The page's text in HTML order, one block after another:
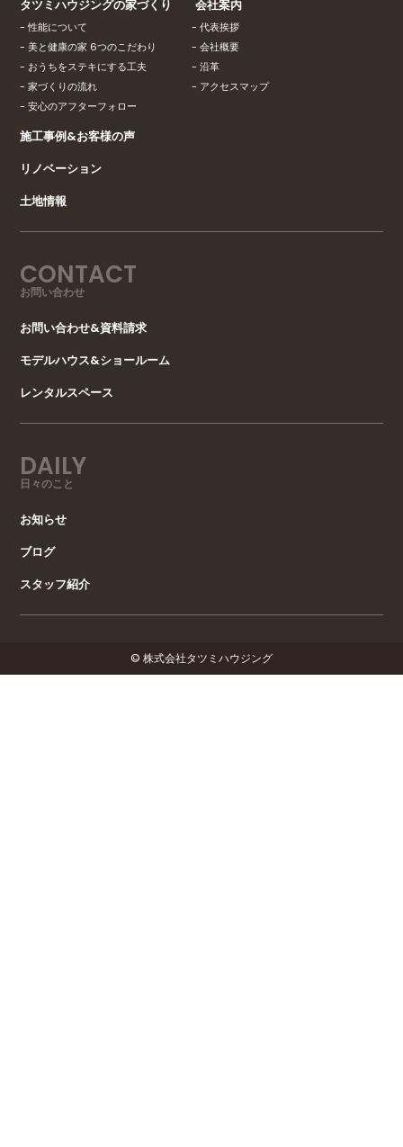
タツミハウジングの家づくり
会社案内
性能について
代表挨拶
美と健康の家 6つのこだわり
会社概要
おうちをステキにする工夫
沿革
家づくりの流れ
アクセスマップ
安心のアフターフォロー
施工事例&お客様の声
リノベーション
土地情報
CONTACT
お問い合わせ
お問い合わせ&資料請求
モデルハウス&ショールーム
レンタルスペース
DAILY
日々のこと
お知らせ
ブログ
スタッフ紹介
© 株式会社タツミハウジング